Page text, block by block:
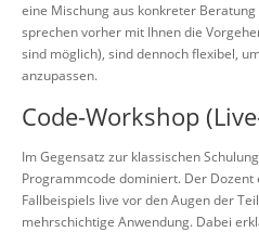
eine Mischung aus konkreter
sprechen vorher mit Ihnen die
sind möglich), sind dennoch flexibel,
anzupassen.
Code-Workshop
Im Gegensatz zur klassischen
Programmcode dominiert. Der Dozent
Fallbeispiels live vor den Augen der
mehrschichtige Anwendung. Dabei